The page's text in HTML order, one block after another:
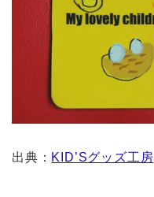
出典： KID’Sグッズ工房